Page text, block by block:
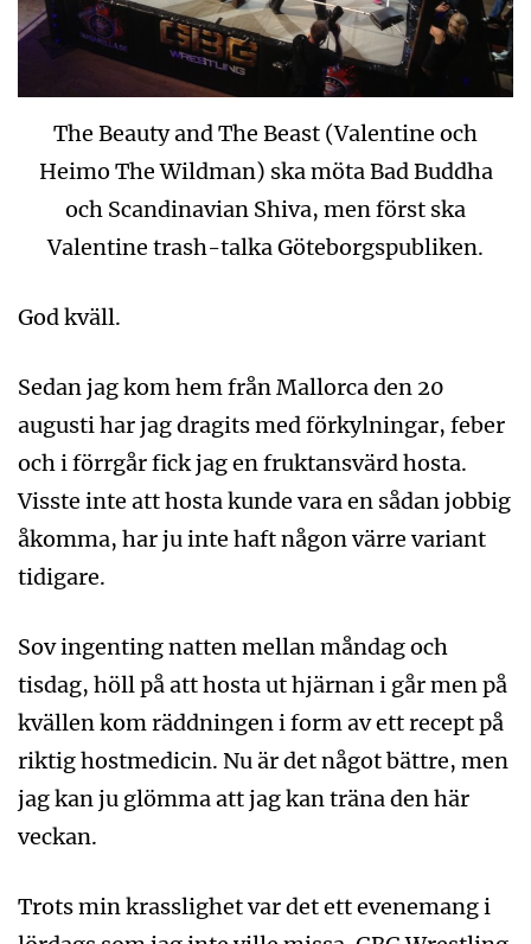
The Beauty and The Beast (Valentine och
Heimo The Wildman) ska möta Bad Buddha
och Scandinavian Shiva, men först ska
Valentine trash-talka Göteborgspubliken.
God kväll.
Sedan jag kom hem från Mallorca den 20
augusti har jag dragits med förkylningar, feber
och i förrgår fick jag en fruktansvärd hosta.
Visste inte att hosta kunde vara en sådan jobbig
åkomma, har ju inte haft någon värre variant
tidigare.
Sov ingenting natten mellan måndag och
tisdag, höll på att hosta ut hjärnan i går men på
kvällen kom räddningen i form av ett recept på
riktig hostmedicin. Nu är det något bättre, men
jag kan ju glömma att jag kan träna den här
veckan.
Trots min krasslighet var det ett evenemang i